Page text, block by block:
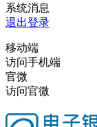
系统消息
退出登录
移动端
访问手机端
官微
访问官微